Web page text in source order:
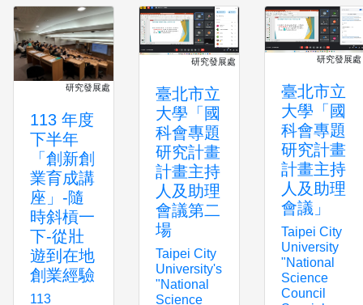
研究發展處
113 年度
下半年
「創新創
業育成講
座」-隨
時斜槓一
下-從壯
遊到在地
創業經驗
113
研究發展處
臺北市立
大學「國
科會專題
研究計畫
計畫主持
人及助理
會議第二
場
Taipei City
University's
"National
Science
研究發展處
臺北市立
大學「國
科會專題
研究計畫
計畫主持
人及助理
會議」
Taipei City
University
"National
Science
Council